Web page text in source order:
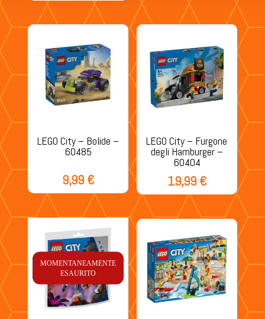
LEGO City – Bolide –
60485
9,99 €
LEGO City – Furgone
degli Hamburger –
60404
19,99 €
MOMENTANEAMENTE
ESAURITO